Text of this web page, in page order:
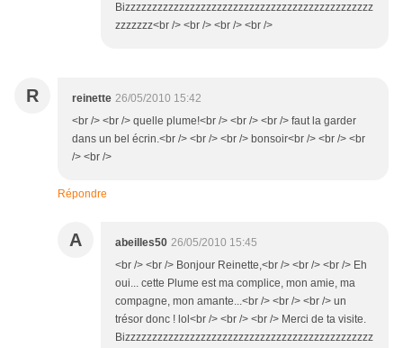
Bizzzzzzzzzzzzzzzzzzzzzzzzzzzzzzzzzzzzzzzzzzzzzz
zzzzzzz<br /> <br /> <br /> <br />
R reinette 26/05/2010 15:42
<br /> <br /> quelle plume!<br /> <br /> <br /> faut la garder
dans un bel écrin.<br /> <br /> <br /> bonsoir<br /> <br /> <br
/> <br />
Répondre
A abeilles50 26/05/2010 15:45
<br /> <br /> Bonjour Reinette,<br /> <br /> <br /> Eh
oui... cette Plume est ma complice, mon amie, ma
compagne, mon amante...<br /> <br /> <br /> un
trésor donc ! lol<br /> <br /> <br /> Merci de ta visite.
Bizzzzzzzzzzzzzzzzzzzzzzzzzzzzzzzzzzzzzzzzzzzzzz